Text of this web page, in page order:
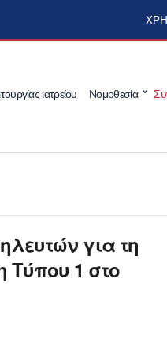
ιατρείου Νομοθεσία
για τη
Τύπου 1 στο